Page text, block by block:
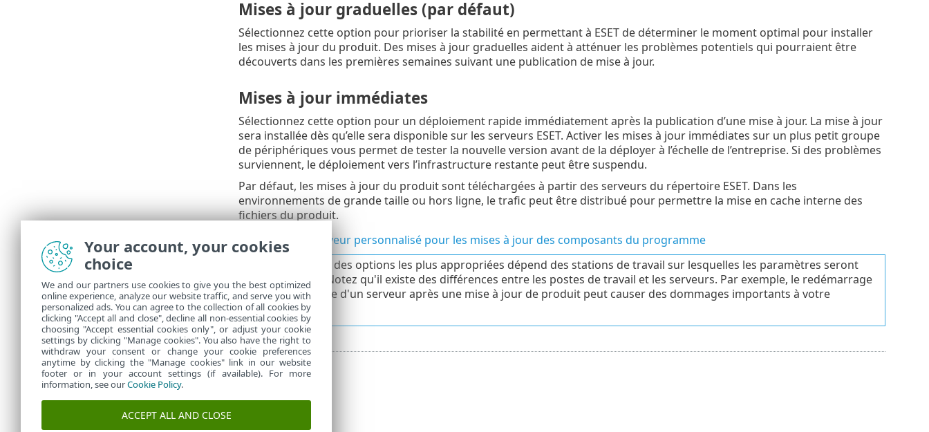
Mises à jour graduelles (par défaut)
Sélectionnez cette option pour prioriser la stabilité en permettant à ESET de déterminer le moment optimal pour installer
les mises à jour du produit. Des mises à jour graduelles aident à atténuer les problèmes potentiels qui pourraient être
découverts dans les premières semaines suivant une publication de mise à jour.
Mises à jour immédiates
Sélectionnez cette option pour un déploiement rapide immédiatement après la publication d’une mise à jour. La mise à jour
sera installée dès qu’elle sera disponible sur les serveurs ESET. Activer les mises à jour immédiates sur un plus petit groupe
de périphériques vous permet de tester la nouvelle version avant de la déployer à l’échelle de l’entreprise. Si des problèmes
surviennent, le déploiement vers l’infrastructure restante peut être suspendu.
Par défaut, les mises à jour du produit sont téléchargées à partir des serveurs du répertoire ESET. Dans les
environnements de grande taille ou hors ligne, le trafic peut être distribué pour permettre la mise en cache interne des
fichiers du produit.
Définir un serveur personnalisé pour les mises à jour des composants du programme
La sélection des options les plus appropriées dépend des stations de travail sur lesquelles les paramètres seront
appliqués. Notez qu'il existe des différences entre les postes de travail et les serveurs. Par exemple, le redémarrage
automatique d'un serveur après une mise à jour de produit peut causer des dommages importants à votre
entreprise.
Your account, your cookies
choice
We and our partners use cookies to give you the best optimized
online experience, analyze our website traffic, and serve you with
personalized ads. You can agree to the collection of all cookies by
clicking "Accept all and close", decline all non-essential cookies by
choosing "Accept essential cookies only", or adjust your cookie
settings by clicking "Manage cookies". You also have the right to
withdraw your consent or change your cookie preferences
anytime by clicking the "Manage cookies" link in our website
footer or in your account settings (if available). For more
information, see ourCookie Policy.
ACCEPT ALL AND CLOSE